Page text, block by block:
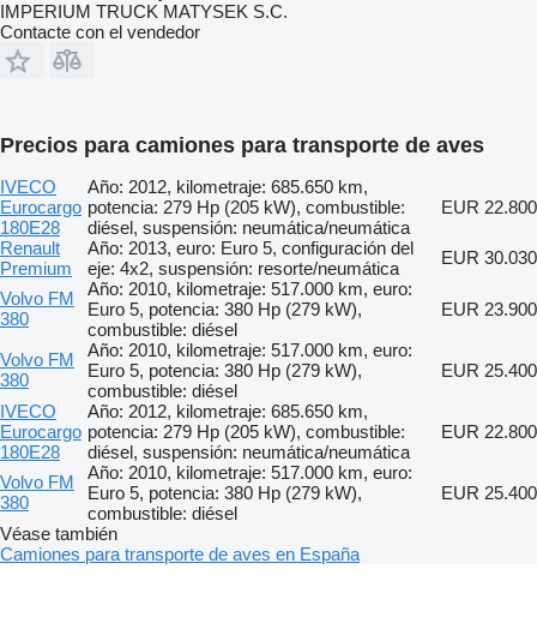
IMPERIUM TRUCK MATYSEK S.C.
Contacte con el vendedor
Precios para camiones para transporte de aves
IVECO
Eurocargo
180E28
Año: 2012, kilometraje: 685.650 km,
potencia: 279 Hp (205 kW), combustible:
diésel, suspensión: neumática/neumática
EUR 22.800
Renault
Premium
Año: 2013, euro: Euro 5, configuración del
eje: 4x2, suspensión: resorte/neumática
EUR 30.030
Volvo FM
380
Año: 2010, kilometraje: 517.000 km, euro:
Euro 5, potencia: 380 Hp (279 kW),
combustible: diésel
EUR 23.900
Volvo FM
380
Año: 2010, kilometraje: 517.000 km, euro:
Euro 5, potencia: 380 Hp (279 kW),
combustible: diésel
EUR 25.400
IVECO
Eurocargo
180E28
Año: 2012, kilometraje: 685.650 km,
potencia: 279 Hp (205 kW), combustible:
diésel, suspensión: neumática/neumática
EUR 22.800
Volvo FM
380
Año: 2010, kilometraje: 517.000 km, euro:
Euro 5, potencia: 380 Hp (279 kW),
combustible: diésel
EUR 25.400
Véase también
Camiones para transporte de aves en España